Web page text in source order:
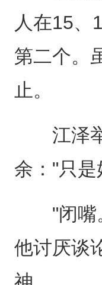
人在15、
第二个。
止。
江泽举
余："只
"闭嘴。
他讨厌谈